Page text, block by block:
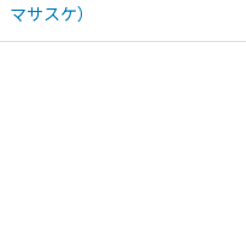
サスケ）